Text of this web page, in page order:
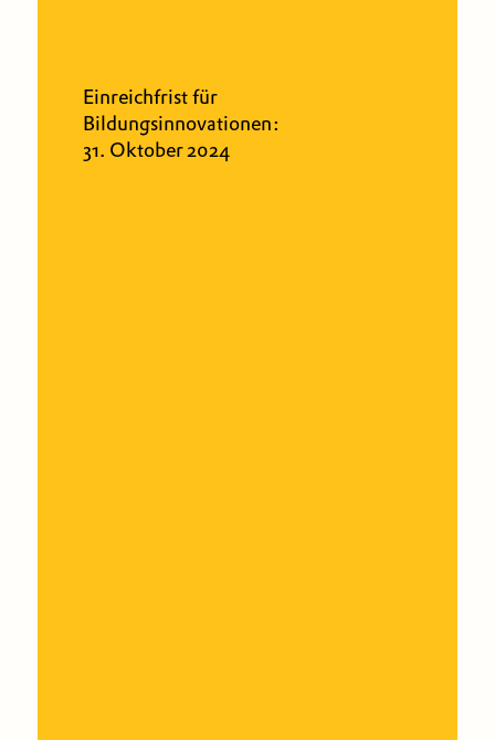
Einreichfrist für
Bildungsinnovationen:
31. Oktober 2024